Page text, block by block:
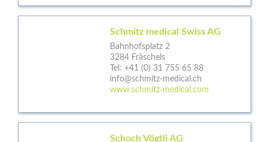
Schmitz medical Swiss AG
Bahnhofsplatz 2
3284 Fräschels
Tel: +41 (0) 31 755 65 88
info@schmitz-medical.ch
www.schmitz-medical.com
Schoch Vögtli AG